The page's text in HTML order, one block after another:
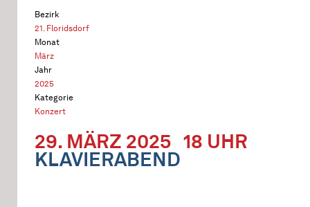
Bezirk
21. Floridsdorf
Monat
März
Jahr
2025
Kategorie
Konzert
29. MÄRZ 2025 18 UHR
KLAVIERABEND